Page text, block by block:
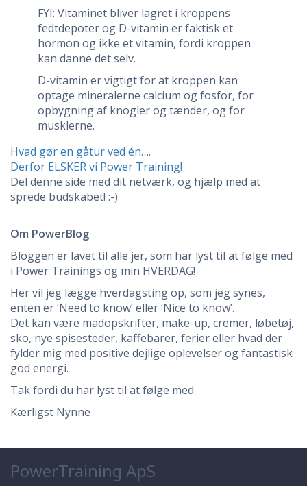
FYI: Vitaminet bliver lagret i kroppens
fedtdepoter og D-vitamin er faktisk et
hormon og ikke et vitamin, fordi kroppen
kan danne det selv.
D-vitamin er vigtigt for at kroppen kan
optage mineralerne calcium og fosfor, for
opbygning af knogler og tænder, og for
musklerne.
Indlægsnavigation
Hvad gør en gåtur ved én….
Derfor ELSKER vi Power Training!
Del denne side med dit netværk, og hjælp med at
sprede budskabet! :-)
Om PowerBlog
Bloggen er lavet til alle jer, som har lyst til at følge med
i Power Trainings og min HVERDAG!
Her vil jeg lægge hverdagsting op, som jeg synes,
enten er ‘Need to know’ eller ‘Nice to know’.
Det kan være madopskrifter, make-up, cremer, løbetøj,
sko, nye spisesteder, kaffebarer, ferier eller hvad der
fylder mig med positive dejlige oplevelser og fantastisk
god energi.
Tak fordi du har lyst til at følge med.
Kærligst Nynne
PowerTraining ApS